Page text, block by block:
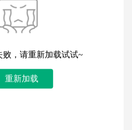
败，请重新加载试试~
重新加载